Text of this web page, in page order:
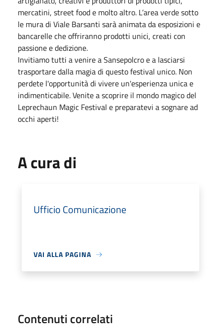
mercatini, street food e molto altro. L’area verde sotto
le mura di Viale Barsanti sarà animata da esposizioni e
bancarelle che offriranno prodotti unici, creati con
passione e dedizione.
Invitiamo tutti a venire a Sansepolcro e a lasciarsi
trasportare dalla magia di questo festival unico. Non
perdete l'opportunità di vivere un'esperienza unica e
indimenticabile. Venite a scoprire il mondo magico del
Leprechaun Magic Festival e preparatevi a sognare ad
occhi aperti!
A cura di
Ufficio Comunicazione
VAI ALLA PAGINA
Contenuti correlati